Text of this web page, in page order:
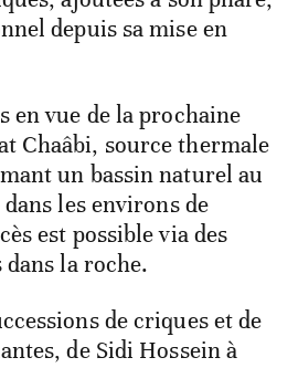
depuis sa mise en
en vue de la prochaine
Chaâbi, source thermale
un bassin naturel au
les environs de
est possible via des
la roche.
de criques et de
de Sidi Hossein à